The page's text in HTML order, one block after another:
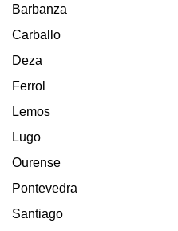
Barbanza
Carballo
Deza
Ferrol
Lemos
Lugo
Ourense
Pontevedra
Santiago